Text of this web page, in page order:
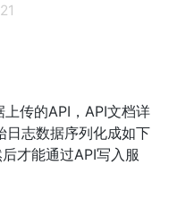
传的API，API文档详
日志数据序列化成如下
才能通过API写入服